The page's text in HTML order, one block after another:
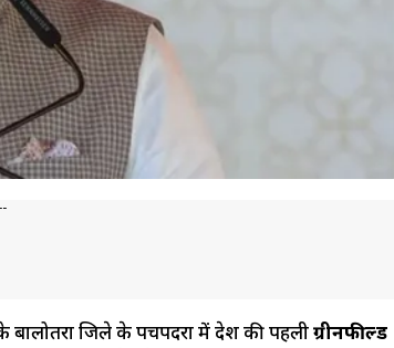
के बालोतरा जिले के पचपदरा में देश की पहलीग्रीनफील्ड